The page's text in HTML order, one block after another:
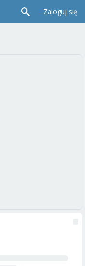
Zaloguj się